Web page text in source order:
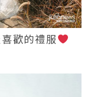
歡的禮服